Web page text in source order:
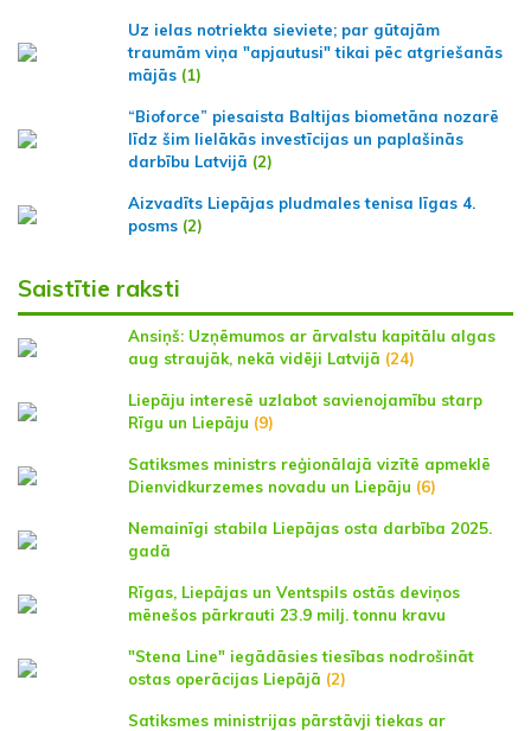
Uz ielas notriekta sieviete; par gūtajām
traumām viņa "apjautusi" tikai pēc atgriešanās
mājās (1)
“Bioforce” piesaista Baltijas biometāna nozarē
līdz šim lielākās investīcijas un paplašinās
darbību Latvijā (2)
Aizvadīts Liepājas pludmales tenisa līgas 4.
posms (2)
Saistītie raksti
Ansiņš: Uzņēmumos ar ārvalstu kapitālu algas
aug straujāk, nekā vidēji Latvijā (24)
Liepāju interesē uzlabot savienojamību starp
Rīgu un Liepāju (9)
Satiksmes ministrs reģionālajā vizītē apmeklē
Dienvidkurzemes novadu un Liepāju (6)
Nemainīgi stabila Liepājas osta darbība 2025.
gadā
Rīgas, Liepājas un Ventspils ostās deviņos
mēnešos pārkrauti 23.9 milj. tonnu kravu
"Stena Line" iegādāsies tiesības nodrošināt
ostas operācijas Liepājā (2)
Satiksmes ministrijas pārstāvji tiekas ar